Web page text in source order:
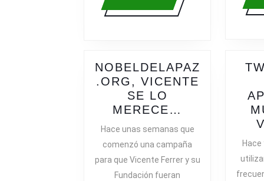
más
NOBELDELAPAZ
.ORG, VICENTE
SE LO
MERECE…
SE
LO
MERECE…
Hace unas semanas que
comenzó una campaña
para que Vicente Ferrer y su
Fundación fueran